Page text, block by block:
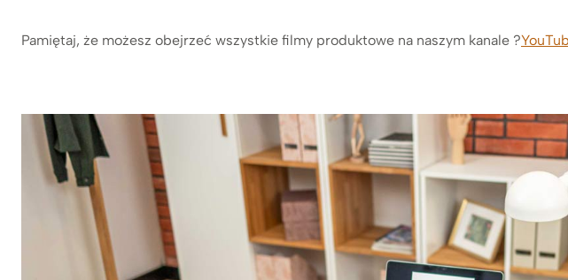
Pamiętaj, że możesz obejrzeć wszystkie filmy produktowe na naszym kanale ?